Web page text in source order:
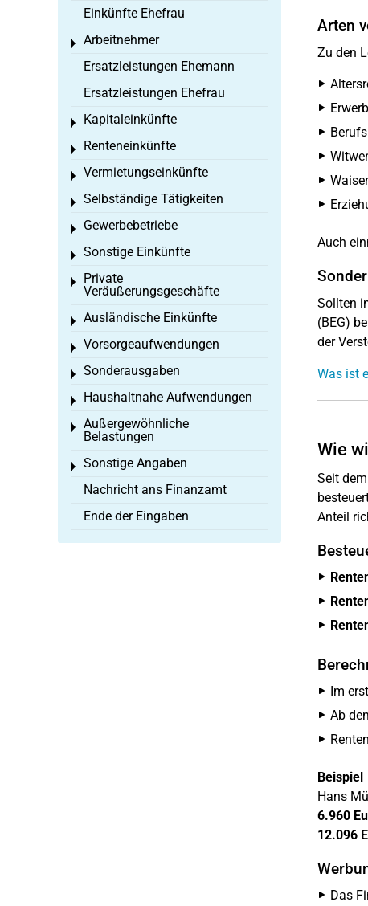
Arten
Zu den
Auch
Sollten
(BEG)
der
Was ist
Wie
Seit dem
Anteil
Im
Ab
Beispiel
Hans
6.960
12.096
Das
Einkünfte Ehefrau
Arbeitnehmer
Toggle menu
Ersatzleistungen Ehemann
Ersatzleistungen Ehefrau
Kapitaleinkünfte
Toggle menu
Renteneinkünfte
Toggle menu
Vermietungseinkünfte
Toggle menu
Selbständige Tätigkeiten
Toggle menu
Gewerbebetriebe
Toggle menu
Sonstige Einkünfte
Toggle menu
Private
Veräußerungsgeschäfte
Toggle menu
Ausländische Einkünfte
Toggle menu
Vorsorgeaufwendungen
Toggle menu
Sonderausgaben
Toggle menu
Haushaltnahe Aufwendungen
Toggle menu
Außergewöhnliche
Belastungen
Toggle menu
Sonstige Angaben
Toggle menu
Nachricht ans Finanzamt
Ende der Eingaben